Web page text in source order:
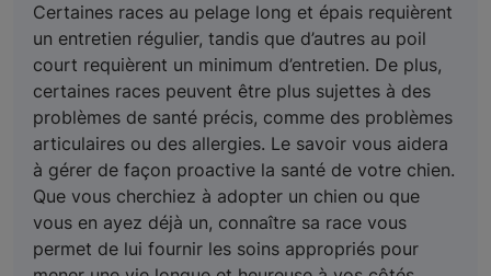
Certaines races au pelage long et épais requièrent
un entretien régulier, tandis que d’autres au poil
court requièrent un minimum d’entretien. De plus,
certaines races peuvent être plus sujettes à des
problèmes de santé précis, comme des problèmes
articulaires ou des allergies. Le savoir vous aidera
à gérer de façon proactive la santé de votre chien.
Que vous cherchiez à adopter un chien ou que
vous en ayez déjà un, connaître sa race vous
permet de lui fournir les soins appropriés pour